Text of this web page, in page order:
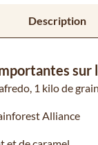
Description
sur
1 kilo de
Alliance